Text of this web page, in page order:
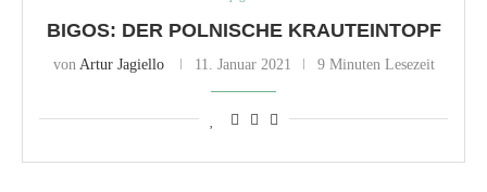
BIGOS: DER POLNISCHE KRAUTEINTOPF
von Artur Jagiello 11. Januar 2021 9 Minuten Lesezeit